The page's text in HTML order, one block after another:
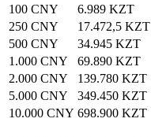
100 CNY
6.989 KZT
250 CNY
17.472,5 KZT
500 CNY
34.945 KZT
1.000 CNY
69.890 KZT
2.000 CNY
139.780 KZT
5.000 CNY
349.450 KZT
10.000 CNY 698.900 KZT